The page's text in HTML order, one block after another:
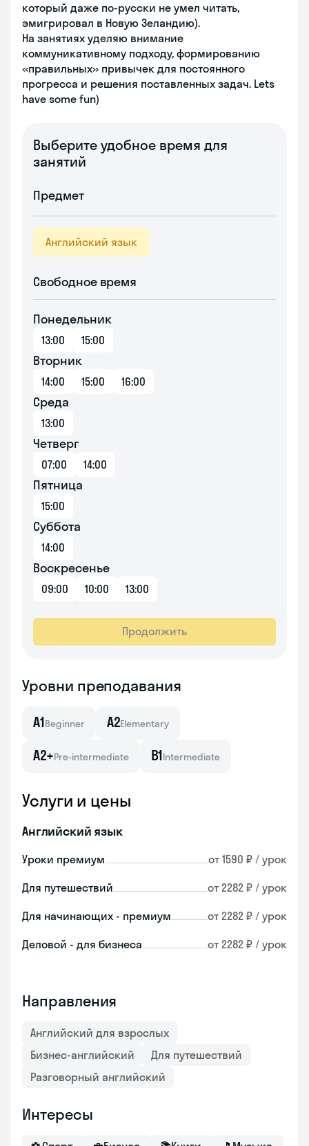
который даже по-русски не умел читать,
эмигрировал в Новую Зеландию).
На занятиях уделяю внимание
коммуникативному подходу, формированию
«правильных» привычек для постоянного
прогресса и решения поставленных задач. Lets
have some fun)
Выберите удобное время для
занятий
Предмет
Английский язык
Свободное время
Понедельник
13:00 15:00
Вторник
14:00 15:00 16:00
Среда
13:00
Четверг
07:00 14:00
Пятница
15:00
Суббота
14:00
Воскресенье
09:00 10:00 13:00
Продолжить
Уровни преподавания
A1Beginner A2Elementary
A2+Pre-intermediate B1Intermediate
Услуги и цены
Английский язык
Уроки премиум от 1590 ₽ / урок
Для путешествий от 2282 ₽ / урок
Для начинающих - премиум от 2282 ₽ / урок
Деловой - для бизнеса от 2282 ₽ / урок
Направления
Английский для взрослых
Бизнес-английский
Для путешествий
Разговорный английский
Интересы